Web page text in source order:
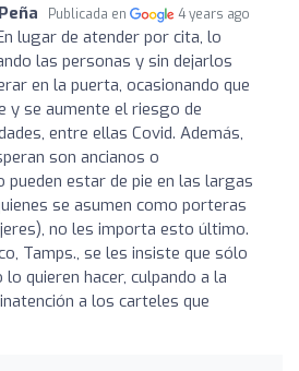
Publicada en 4 years ago
lugar de atender por cita, lo
las personas y sin dejarlos
en la puerta, ocasionando que
y se aumente el riesgo de
entre ellas Covid. Además,
son ancianos o
pueden estar de pie en las largas
se asumen como porteras
no les importa esto último.
Tamps., se les insiste que sólo
quieren hacer, culpando a la
a los carteles que